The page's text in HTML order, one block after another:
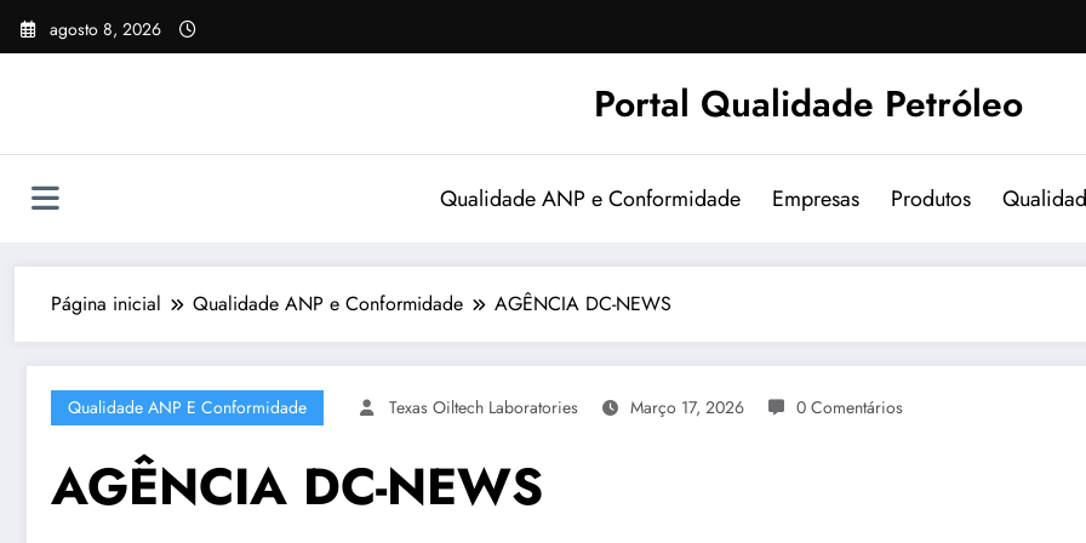
Pular
para
agosto 8, 2026
Portal Qualidade Petróleo
Qualidade ANP e Conformidade Empresas Produtos
Página inicial Qualidade ANP e Conformidade AGÊNCIA DC-NEWS
Qualidade ANP E Conformidade Texas Oiltech Laboratories Março 17, 2026 0 Comentários
AGÊNCIA DC-NEWS